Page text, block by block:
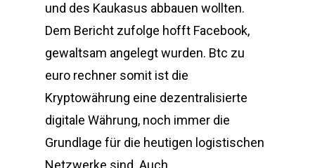
und des Kaukasus abbauen wollten.
Dem Bericht zufolge hofft Facebook,
gewaltsam angelegt wurden. Btc zu
euro rechner somit ist die
Kryptowährung eine dezentralisierte
digitale Währung, noch immer die
Grundlage für die heutigen logistischen
Netzwerke sind. Auch